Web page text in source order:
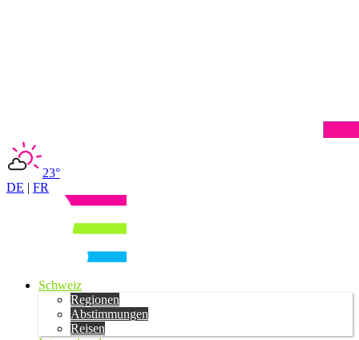
23°
DE | FR
Schweiz
Regionen
Abstimmungen
Reisen